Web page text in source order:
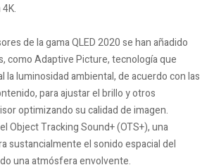
de la gama QLED 2020 se han añadido
como Adaptive Picture, tecnología que
la luminosidad ambiental, de acuerdo con las
para ajustar el brillo y otros
optimizando su calidad de imagen.
Object Tracking Sound+ (OTS+), una
sustancialmente el sonido espacial del
una atmósfera envolvente.